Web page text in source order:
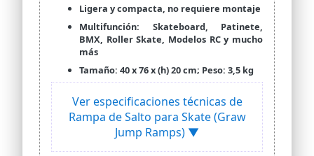
Ligera y compacta, no requiere montaje
Multifunción: Skateboard, Patinete,
BMX, Roller Skate, Modelos RC y mucho
más
Tamaño: 40 x 76 x (h) 20 cm; Peso: 3,5 kg
Ver especificaciones técnicas de
Rampa de Salto para Skate (Graw
Jump Ramps) ▼